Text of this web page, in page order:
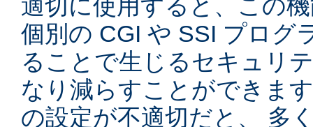
適切に使用すると、この
個別の CGI や SSI プログ
ることで生じるセキュリ
なり減らすことができま
の設定が不適切だと、 多